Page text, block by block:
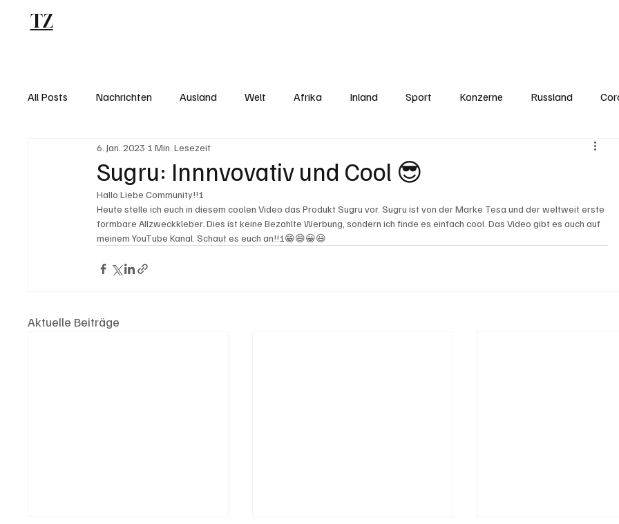
TZ
All Posts Nachrichten Ausland Welt Afrika Inland Sport Konzerne Russland
Sugru: Innnvovativ und Cool 😎
6. Jan. 2023 1 Min. Lesezeit
Hallo Liebe Community!!!
Heute stelle ich euch in diesem coolen Video das Produkt Sugru vor. Sugru ist von der Marke Tesa und der weltweit erste
formbare Allzweckkleber. Dies ist keine Bezahlte Werbung, sondern ich finde es einfach cool. Das Video gibt es auch auf
meinem YouTube Kanal. Schaut es euch an!!!😁😄😀😃
Aktuelle Beiträge